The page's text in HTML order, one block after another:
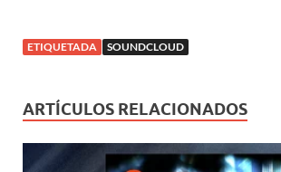
ETIQUETADA SOUNDCLOUD
ARTÍCULOS RELACIONADOS